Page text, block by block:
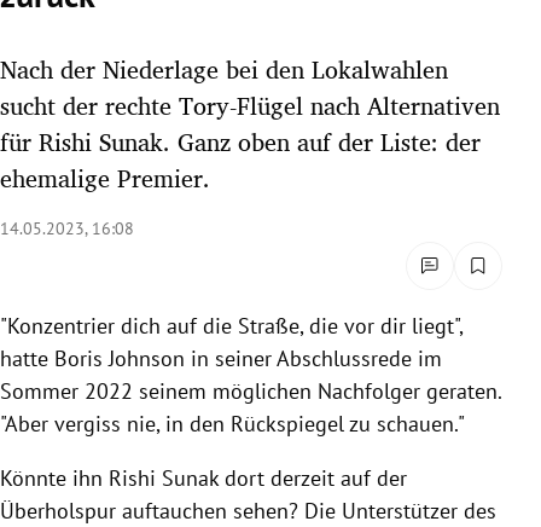
Untermenü
Untermenü
Untermenü
Untermenü
Untermenü
Nach der Niederlage bei den Lokalwahlen
sucht der rechte Tory-Flügel nach Alternativen
für Rishi Sunak. Ganz oben auf der Liste: der
ehemalige Premier.
14.05.2023, 16:08
"Konzentrier dich auf die Straße, die vor dir liegt",
hatte Boris Johnson in seiner Abschlussrede im
Sommer 2022 seinem möglichen Nachfolger geraten.
"Aber vergiss nie, in den Rückspiegel zu schauen."
Könnte ihn Rishi Sunak dort derzeit auf der
Überholspur auftauchen sehen? Die Unterstützer des